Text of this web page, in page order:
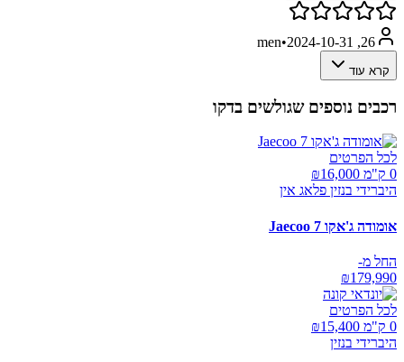
26, men
•2024-10-31
קרא עוד
רכבים נוספים שגולשים בדקו
לכל הפרטים
0 ק"מ ₪
16,000
היברידי בנזין פלאג אין
אומודה ג'אקו Jaecoo 7
החל מ-
₪179,990
לכל הפרטים
0 ק"מ ₪
15,400
היברידי בנזין